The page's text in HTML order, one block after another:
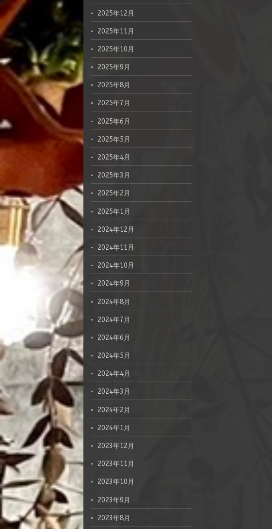
2025年12月
2025年11月
2025年10月
2025年9月
2025年8月
2025年7月
2025年6月
2025年5月
2025年4月
2025年3月
2025年2月
2025年1月
2024年12月
2024年11月
2024年10月
2024年9月
2024年8月
2024年7月
2024年6月
2024年5月
2024年4月
2024年3月
2024年2月
2024年1月
2023年12月
2023年11月
2023年10月
2023年9月
2023年8月